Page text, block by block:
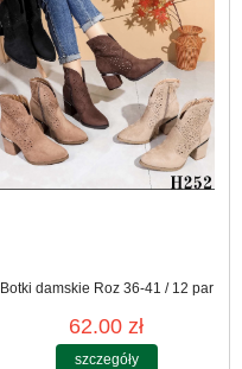
Botki damskie Roz 36-41 / 12 par
62.00 zł
szczegóły